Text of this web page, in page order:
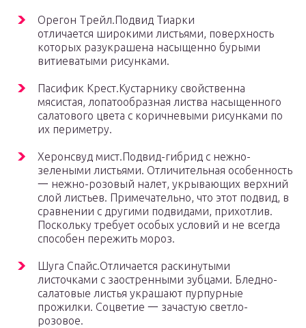
Орегон Трейл.Подвид Тиарки
отличается широкими листьями, поверхность
которых разукрашена насыщенно бурыми
витиеватыми рисунками.
Пасифик Крест.Кустарнику свойственна
мясистая, лопатообразная листва насыщенного
салатового цвета с коричневыми рисунками по
их периметру.
Херонсвуд мист.Подвид-гибрид с нежно-
зелеными листьями. Отличительная особенность
一 нежно-розовый налет, укрывающих верхний
слой листьев. Примечательно, что этот подвид, в
сравнении с другими подвидами, прихотлив.
Поскольку требует особых условий и не всегда
способен пережить мороз.
Шуга Спайс.Отличается раскинутыми
листочками с заостренными зубцами. Бледно-
салатовые листья украшают пурпурные
прожилки. Соцветие 一 зачастую светло-
розовое.